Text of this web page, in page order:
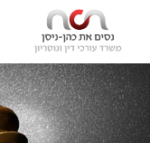
content